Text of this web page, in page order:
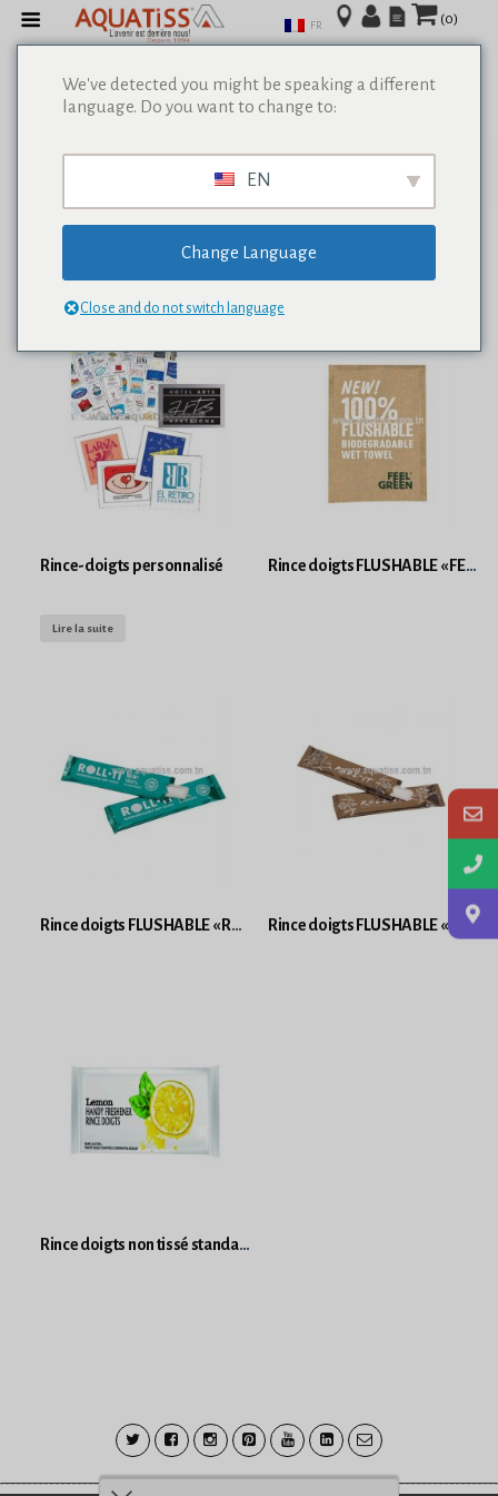
(0)
Rince-doigts personnalisé
Lire la suite
Rince doigts FLUSHABLE « FEEL GREEN »
Rince doigts FLUSHABLE « ROLL-IT » Rince doigts FLUSHABLE « ROLL-IT » DRY TISSUE
Rince doigts non tissé standard senteur citron par 10000
FR
We've detected you might be speaking a different
language. Do you want to change to:
EN
Change Language
Close and do not switch language